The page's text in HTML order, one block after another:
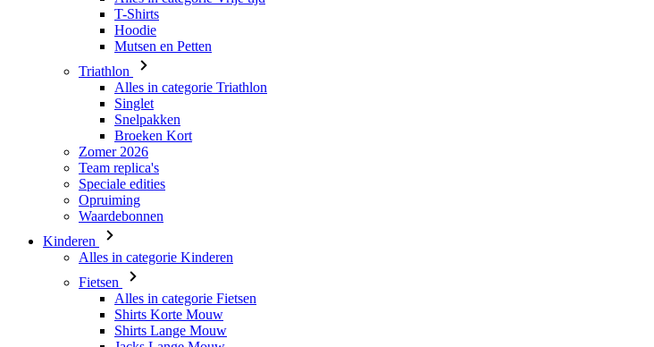
T-Shirts
Hoodie
Mutsen en Petten
Triathlon
Alles in categorie Triathlon
Singlet
Snelpakken
Broeken Kort
Zomer 2026
Team replica's
Speciale edities
Opruiming
Waardebonnen
Kinderen
Alles in categorie Kinderen
Fietsen
Alles in categorie Fietsen
Shirts Korte Mouw
Shirts Lange Mouw